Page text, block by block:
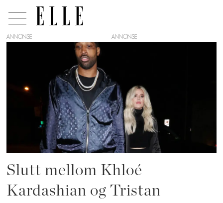
tristan
thompson
ANNONSE
Slutt mellom Khloé
Kardashian og Tristan